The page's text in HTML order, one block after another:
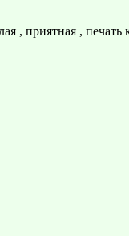
, приятная , печать